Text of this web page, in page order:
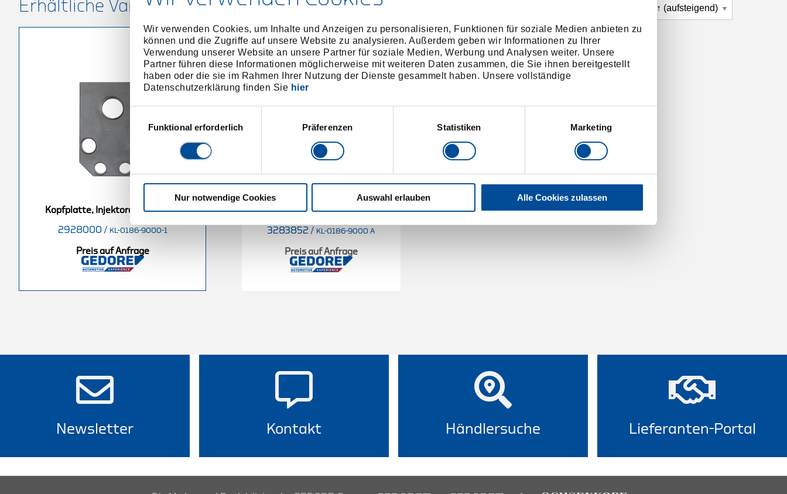
Wir verwenden Cookies, um Inhalte und Anzeigen zu personalisieren, Funktionen für soziale Medien anbieten zu
können und die Zugriffe auf unsere Website zu analysieren. Außerdem geben wir Informationen zu Ihrer
Verwendung unserer Website an unsere Partner für soziale Medien, Werbung und Analysen weiter. Unsere
Partner führen diese Informationen möglicherweise mit weiteren Daten zusammen, die Sie ihnen bereitgestellt
haben oder die sie im Rahmen Ihrer Nutzung der Dienste gesammelt haben. Unsere vollständige
Datenschutzerklärung finden Sie hier
Funktional erforderlich
Präferenzen Statistiken Marketing
Nur notwendige Cookies Auswahl erlauben Alle Cookies zulassen
Erhältliche Varianten
Kopfplatte, Injektorenauszieher
2928000 / KL-0186-9000-1
Preis auf Anfrage
Kopfplatte mit
3283852 / KL-0186-9000 A
Preis auf Anfrage
Newsletter Kontakt Händlersuche Lieferanten-Portal